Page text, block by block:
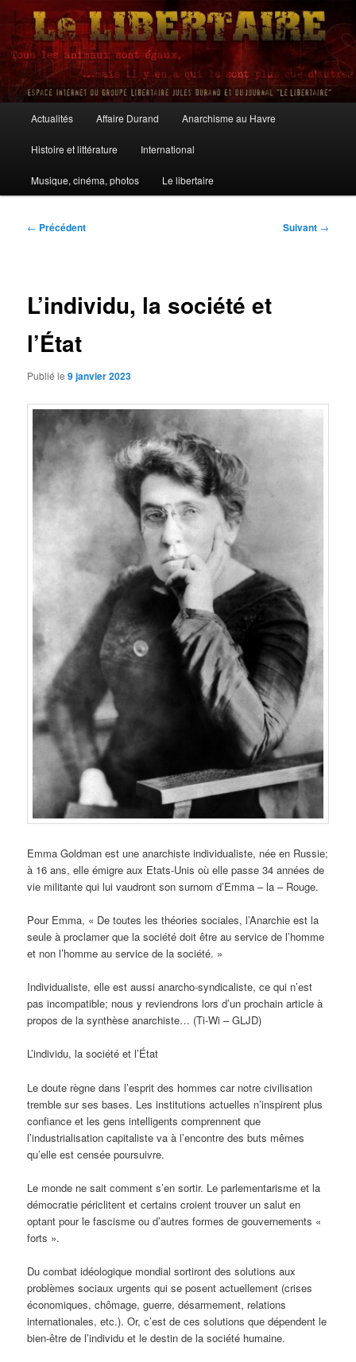
Aller
contenu
principalLe Libertaire
principal
Actualités Affaire Durand Anarchisme au Havre
Histoire et littérature International
Musique, cinéma, photos Le libertaire
Navigation
← Précédent Suivant →
L’individu, la société et
l’État
Publié le9 janvier 2023
Emma Goldman est une anarchiste individualiste, née en Russie;
à 16 ans, elle émigre aux Etats-Unis où elle passe 34 années de
vie militante qui lui vaudront son surnom d’Emma – la – Rouge.
Pour Emma, « De toutes les théories sociales, l’Anarchie est la
seule à proclamer que la société doit être au service de l’homme
et non l’homme au service de la société. »
Individualiste, elle est aussi anarcho-syndicaliste, ce qui n’est
pas incompatible; nous y reviendrons lors d’un prochain article à
propos de la synthèse anarchiste… (Ti-Wi – GLJD)
L’individu, la société et l’État
Le doute règne dans l’esprit des hommes car notre civilisation
tremble sur ses bases. Les institutions actuelles n’inspirent plus
confiance et les gens intelligents comprennent que
l’industrialisation capitaliste va à l’encontre des buts mêmes
qu’elle est censée poursuivre.
Le monde ne sait comment s’en sortir. Le parlementarisme et la
démocratie périclitent et certains croient trouver un salut en
optant pour le fascisme ou d’autres formes de gouvernements «
forts ».
Du combat idéologique mondial sortiront des solutions aux
problèmes sociaux urgents qui se posent actuellement (crises
économiques, chômage, guerre, désarmement, relations
internationales, etc.). Or, c’est de ces solutions que dépendent le
bien-être de l’individu et le destin de la société humaine.